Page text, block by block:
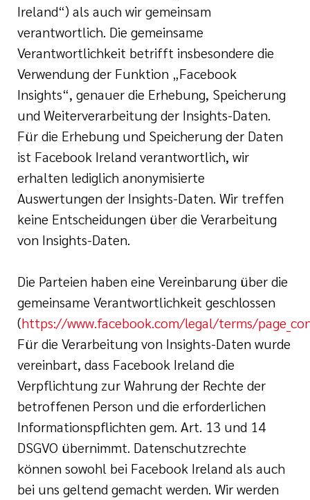
Ireland“) als auch wir gemeinsam
verantwortlich. Die gemeinsame
Verantwortlichkeit betrifft insbesondere die
Verwendung der Funktion „Facebook
Insights“, genauer die Erhebung, Speicherung
und Weiterverarbeitung der Insights-Daten.
Für die Erhebung und Speicherung der Daten
ist Facebook Ireland verantwortlich, wir
erhalten lediglich anonymisierte
Auswertungen der Insights-Daten. Wir treffen
keine Entscheidungen über die Verarbeitung
von Insights-Daten.
Die Parteien haben eine Vereinbarung über die
gemeinsame Verantwortlichkeit geschlossen
(https://www.facebook.com/legal/terms/
Für die Verarbeitung von Insights-Daten wurde
vereinbart, dass Facebook Ireland die
Verpflichtung zur Wahrung der Rechte der
betroffenen Person und die erforderlichen
Informationspflichten gem. Art. 13 und 14
DSGVO übernimmt. Datenschutzrechte
können sowohl bei Facebook Ireland als auch
bei uns geltend gemacht werden. Wir werden